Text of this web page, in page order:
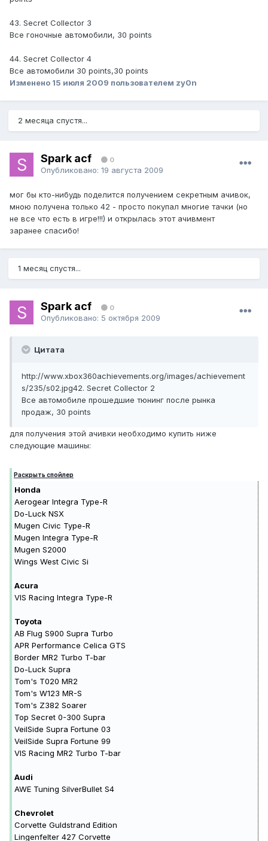
43. Secret Collector 3
Все гоночные автомобили, 30 points
44. Secret Collector 4
Все автомобили 30 points,30 points
Изменено 15 июля 2009 пользователем zy0n
2 месяца спустя...
Spark acf 0
Опубликовано: 19 августа 2009
мог бы кто-нибудь поделится получением секретным ачивок,
мною получена только 42 - просто покупал многие тачки (но
не все что есть в игре!!!) и открылась этот ачивмент
заранее спасибо!
1 месяц спустя...
Spark acf 0
Опубликовано: 5 октября 2009
Цитата
http://www.xbox360achievements.org/images/achievement
s/235/s02.jpg42. Secret Collector 2
Все автомобиле прошедшие тюнинг после рынка
продаж, 30 points
для получения этой ачивки необходимо купить ниже
следующие машины:
Раскрыть спойлер
Honda
Aerogear Integra Type-R
Do-Luck NSX
Mugen Civic Type-R
Mugen Integra Type-R
Mugen S2000
Wings West Civic Si
Acura
VIS Racing Integra Type-R
Toyota
AB Flug S900 Supra Turbo
APR Performance Celica GTS
Border MR2 Turbo T-bar
Do-Luck Supra
Tom's T020 MR2
Tom's W123 MR-S
Tom's Z382 Soarer
Top Secret 0-300 Supra
VeilSide Supra Fortune 03
VeilSide Supra Fortune 99
VIS Racing MR2 Turbo T-bar
Audi
AWE Tuning SilverBullet S4
Chevrolet
Corvette Guldstrand Edition
Lingenfelter 427 Corvette